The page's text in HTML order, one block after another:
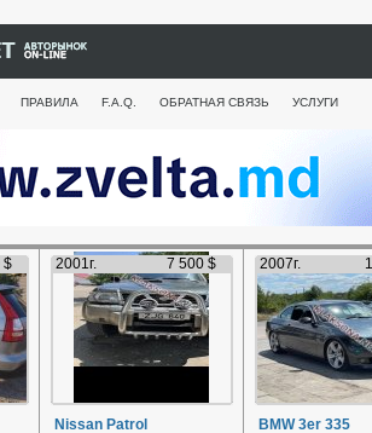
ПРАВИЛА F.A.Q. ОБРАТНАЯ СВЯЗЬ УСЛУГИ
$ 2001г. 7 500 $
Nissan Patrol
2007г.
BMW 3er 335